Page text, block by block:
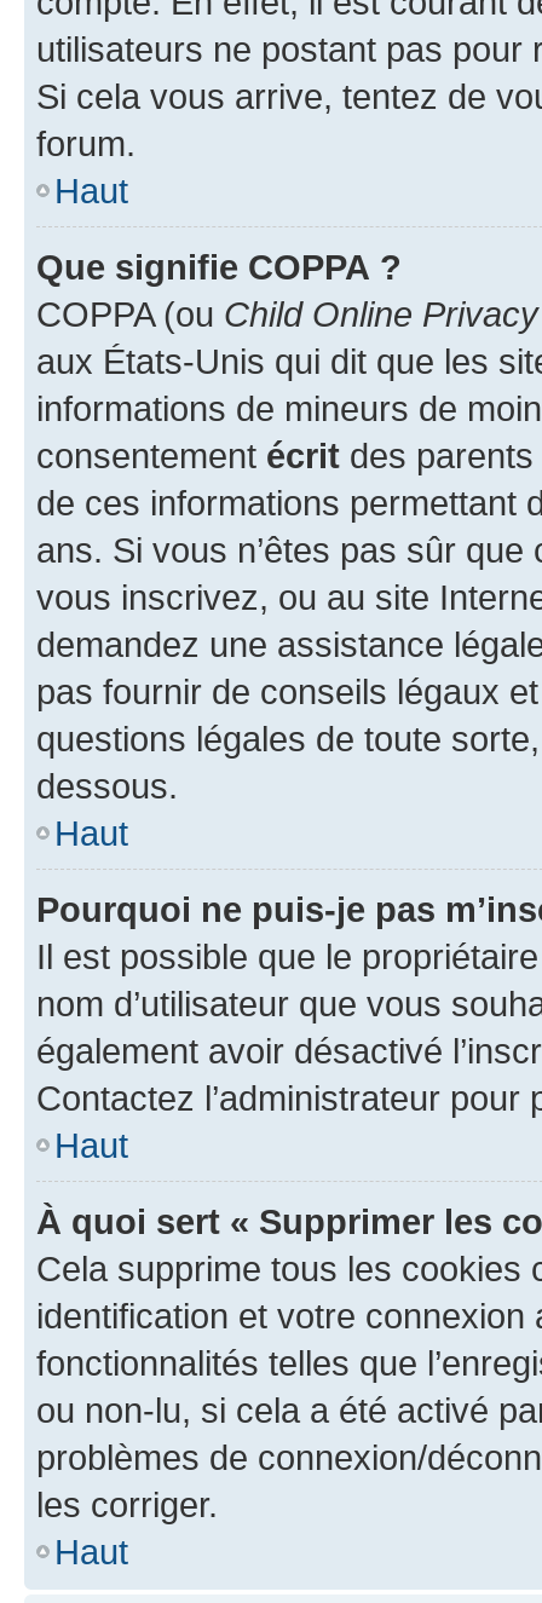
utilisateurs ne postant pas pour
Si cela vous arrive, tentez de
forum.
Haut
Que signifie COPPA ?
COPPA (ou Child Online
aux États-Unis qui dit que les
informations de mineurs de
consentement écrit des parents
de ces informations permettant
ans. Si vous n’êtes pas sûr
vous inscrivez, ou au site
demandez une assistance
pas fournir de conseils légaux
questions légales de toute
dessous.
Haut
Pourquoi ne puis-je pas
Il est possible que le
nom d’utilisateur que vous
également avoir désactivé
Contactez l’administrateur
Haut
À quoi sert « Supprimer les
Cela supprime tous les cookies
identification et votre
fonctionnalités telles que
ou non-lu, si cela a été activé
problèmes de connexion/
les corriger.
Haut